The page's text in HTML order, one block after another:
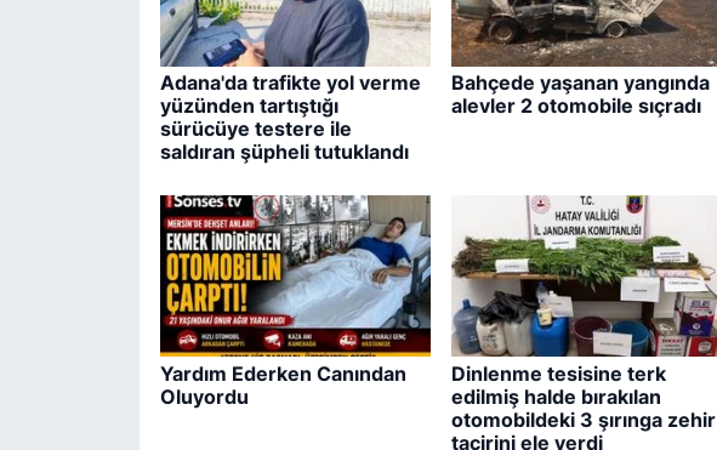
Adana'da trafikte yol verme
yüzünden tartıştığı
sürücüye testere ile
saldıran şüpheli tutuklandı
Bahçede yaşanan yangında
alevler 2 otomobile sıçradı
Yardım Ederken Canından
Oluyordu
Dinlenme tesisine terk
edilmiş halde bırakılan
otomobildeki 3 şırınga zehir
tacirini ele verdi